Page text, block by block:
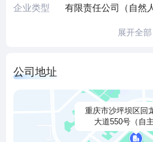
企业类型 有限责任公司（自然
展开全部
公司地址
重庆市沙坪坝区回
大道550号（自主